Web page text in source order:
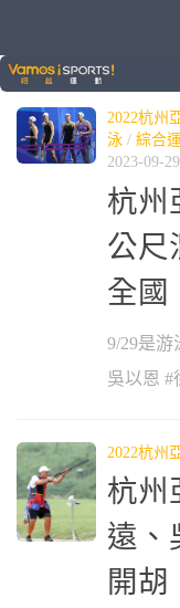
標籤：徐安
2022杭州
泳 / 綜合
2023-09-29
杭州
公尺
全國
9/29是游
吳以恩 #
2022杭州
杭州
遠、
開胡